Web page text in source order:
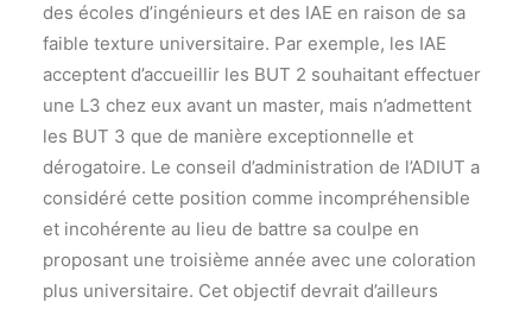
des écoles d’ingénieurs et des IAE en raison de sa
faible texture universitaire. Par exemple, les IAE
acceptent d’accueillir les BUT 2 souhaitant effectuer
une L3 chez eux avant un master, mais n’admettent
les BUT 3 que de manière exceptionnelle et
dérogatoire. Le conseil d’administration de l’ADIUT a
considéré cette position comme incompréhensible
et incohérente au lieu de battre sa coulpe en
proposant une troisième année avec une coloration
plus universitaire. Cet objectif devrait d’ailleurs